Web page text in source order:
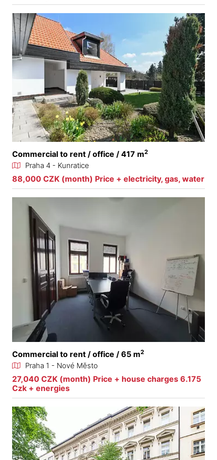
Commercial to rent / office / 417 m2
Praha 4 - Kunratice
88,000 CZK (month) Price + electricity, gas, water
Commercial to rent / office / 65 m2
Praha 1 - Nové Město
27,040 CZK (month) Price + house charges 6.175
Czk + energies